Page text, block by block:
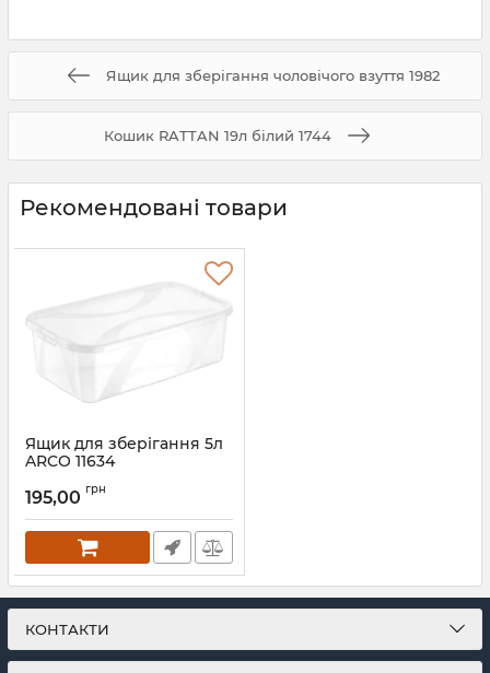
Ящик для зберігання чоловічого взуття 1982
Кошик RATTAN 19л білий 1744
Рекомендовані товари
Ящик для зберігання 5л
ARCO 11634
195,00 грн
КОНТАКТИ